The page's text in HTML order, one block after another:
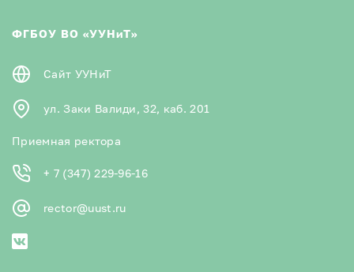
ФГБОУ ВО «УУНиТ»
Сайт УУНиТ
ул. Заки Валиди, 32, каб. 201
Приемная ректора
+ 7 (347) 229-96-16
rector@uust.ru